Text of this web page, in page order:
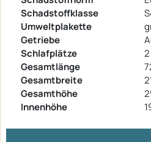
Schadstoffklasse
Umweltplakette
Getriebe
Schlafplätze
2
Gesamtlänge
Gesamtbreite
Gesamthöhe
Innenhöhe